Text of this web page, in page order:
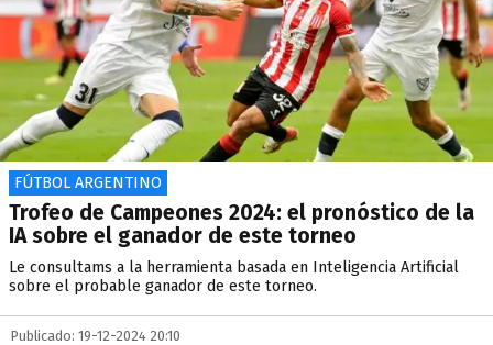
FÚTBOL ARGENTINO
Trofeo de Campeones 2024: el pronóstico de la
IA sobre el ganador de este torneo
Le consultams a la herramienta basada en Inteligencia Artificial
sobre el probable ganador de este torneo.
Publicado: 19-12-2024 20:10